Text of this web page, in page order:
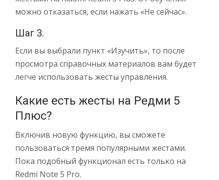
можно отказаться, если нажать «Не сейчас».
Шаг 3.
Если вы выбрали пункт «Изучить», то после
просмотра справочных материалов вам будет
легче использовать жесты управления.
Какие есть жесты на Редми 5
Плюс?
Включив новую функцию, вы сможете
пользоваться тремя популярными жестами.
Пока подобный функционал есть только на
Redmi Note 5 Pro.